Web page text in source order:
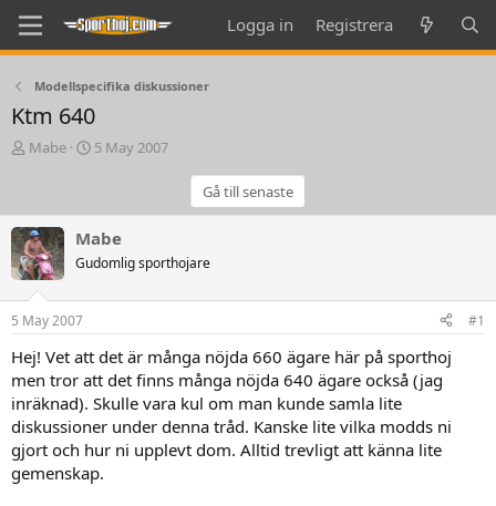
Logga in Registrera
Modellspecifika diskussioner
Ktm 640
T
a
d
s
t
a
r
e
r
Mabe
S
d
a
e
5 May 2007
Gå till senaste
Mabe
Gudomlig sporthojare
5 May 2007 #1
Hej! Vet att det är många nöjda 660 ägare här på sporthoj
men tror att det finns många nöjda 640 ägare också (jag
inräknad). Skulle vara kul om man kunde samla lite
diskussioner under denna tråd. Kanske lite vilka modds ni
gjort och hur ni upplevt dom. Alltid trevligt att känna lite
gemenskap.